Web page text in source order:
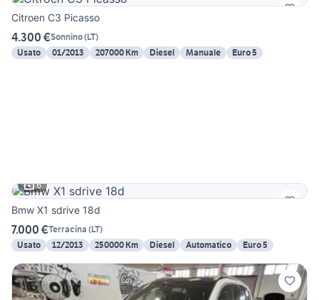
Citroen C3 Picasso
4.300 €Sonnino(LT)
Usato
01/2013 207000 Km Diesel Manuale Euro 5
6
Bmw X1 sdrive 18d
7.000 €Terracina (LT)
Usato
12/2013 250000 Km Diesel Automatico Euro 5